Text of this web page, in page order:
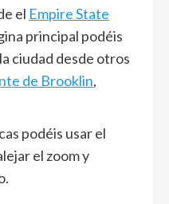
el Empire State
principal podéis
ciudad desde otros
de Brooklin,
podéis usar el
el zoom y